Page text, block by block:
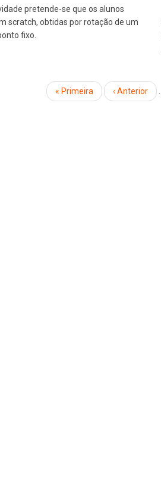
pretende-se que os alunos
scratch, obtidas por rotação de um
fixo.
Primeira
página
« Primeira
Página
anterior
‹ Anterior